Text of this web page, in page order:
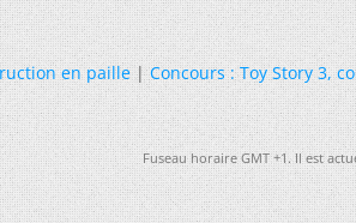
en paille|Concours : Toy Story 3,
Fuseau horaire GMT +1. Il est